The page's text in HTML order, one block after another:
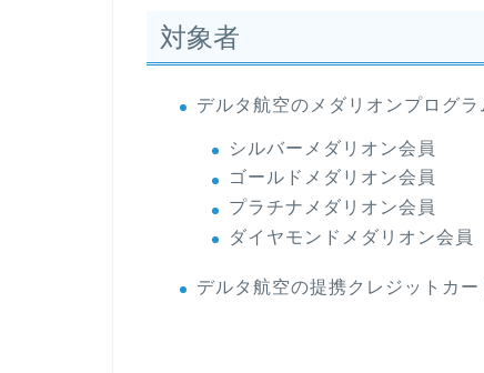
対象者
デルタ航空のメダリオンプログラ
シルバーメダリオン会員
ゴールドメダリオン会員
プラチナメダリオン会員
ダイヤモンドメダリオン会員
デルタ航空の提携クレジットカー